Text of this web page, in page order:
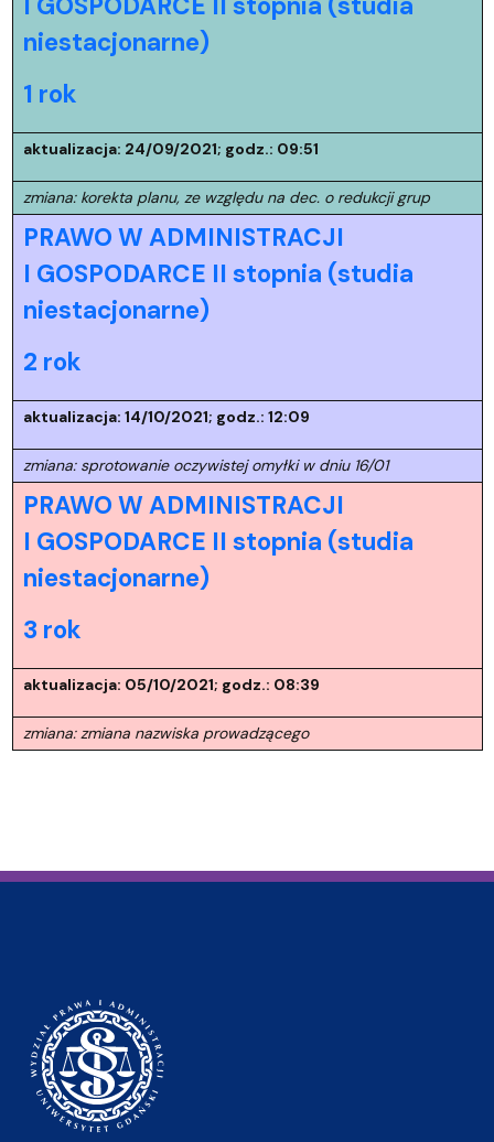
niestacjonarne)
1 rok
aktualizacja: 24/09/2021; godz.: 09:51
zmiana: korekta planu, ze względu na dec. o redukcji grup
PRAWO W ADMINISTRACJI
I GOSPODARCE II stopnia (studia
niestacjonarne)
2 rok
aktualizacja: 14/10/2021; godz.: 12:09
zmiana: sprotowanie oczywistej omyłki w dniu 16/01
PRAWO W ADMINISTRACJI
I GOSPODARCE II stopnia (studia
niestacjonarne)
3 rok
aktualizacja: 05/10/2021; godz.: 08:39
zmiana: zmiana nazwiska prowadzącego